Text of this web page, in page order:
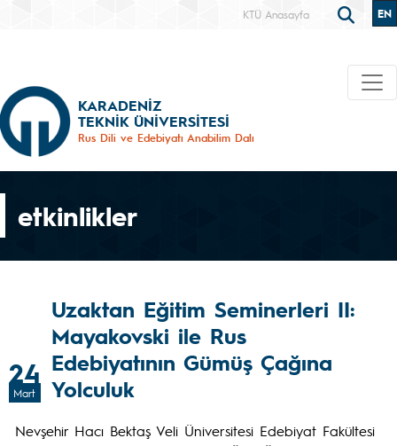
KTÜ Anasayfa EN
KARADENİZ
TEKNİK ÜNİVERSİTESİ
Rus Dili ve Edebiyatı Anabilim Dalı
etkinlikler
24
Mart
Uzaktan Eğitim Seminerleri II:
Mayakovski ile Rus
Edebiyatının Gümüş Çağına
Yolculuk
Nevşehir Hacı Bektaş Veli Üniversitesi Edebiyat Fakültesi